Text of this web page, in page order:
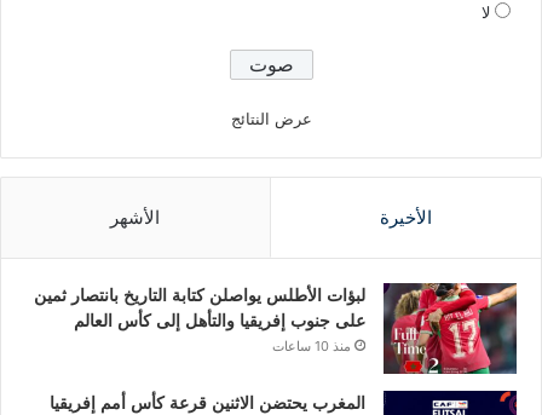
لا
عرض النتائج
الأخيرة الأشهر
لبؤات الأطلس يواصلن كتابة التاريخ بانتصار ثمين
على جنوب إفريقيا والتأهل إلى كأس العالم
منذ 10 ساعات
المغرب يحتضن الاثنين قرعة كأس أمم إفريقيا